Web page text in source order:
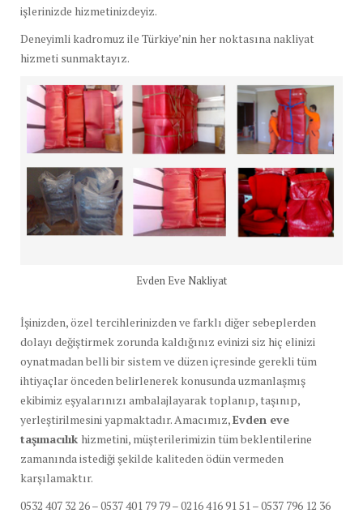
işlerinizde hizmetinizdeyiz.
Deneyimli kadromuz ile Türkiye’nin her noktasına nakliyat
hizmeti sunmaktayız.
Evden Eve Nakliyat
İşinizden, özel tercihlerinizden ve farklı diğer sebeplerden
dolayı değiştirmek zorunda kaldığınız evinizi siz hiç elinizi
oynatmadan belli bir sistem ve düzen içresinde gerekli tüm
ihtiyaçlar önceden belirlenerek konusunda uzmanlaşmış
ekibimiz eşyalarınızı ambalajlayarak toplanıp, taşınıp,
yerleştirilmesini yapmaktadır. Amacımız,Evden eve
taşımacılık hizmetini, müşterilerimizin tüm beklentilerine
zamanında istediği şekilde kaliteden ödün vermeden
karşılamaktır.
0532 407 32 26 – 0537 401 79 79 – 0216 416 91 51 – 0537 796 12 36